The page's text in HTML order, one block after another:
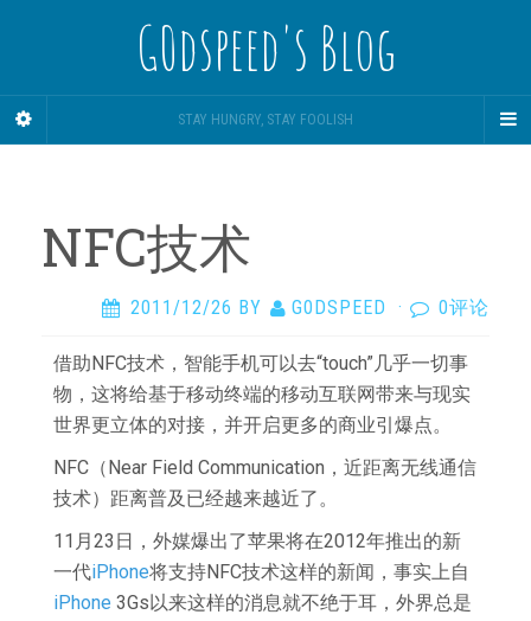
G0dspeed's Blog
STAY HUNGRY, STAY FOOLISH
NFC技术
2011/12/26 BY G0DSPEED · 0评论
借助NFC技术，智能手机可以去“touch”几乎一切事
物，这将给基于移动终端的移动互联网带来与现实
世界更立体的对接，并开启更多的商业引爆点。
NFC（Near Field Communication，近距离无线通信
技术）距离普及已经越来越近了。
11月23日，外媒爆出了苹果将在2012年推出的新
一代iPhone将支持NFC技术这样的新闻，事实上自
iPhone 3Gs以来这样的消息就不绝于耳，外界总是